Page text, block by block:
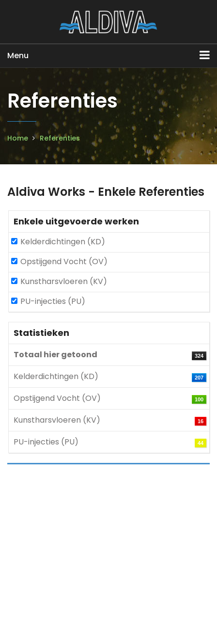
Menu
Referenties
Home Referenties
Aldiva Works - Enkele Referenties
Enkele uitgevoerde werken
Kelderdichtingen (KD)
Opstijgend Vocht (OV)
Kunstharsvloeren (KV)
PU-injecties (PU)
Statistieken
Totaal hier getoond 324
Kelderdichtingen (KD) 207
Opstijgend Vocht (OV) 100
Kunstharsvloeren (KV) 16
PU-injecties (PU) 44